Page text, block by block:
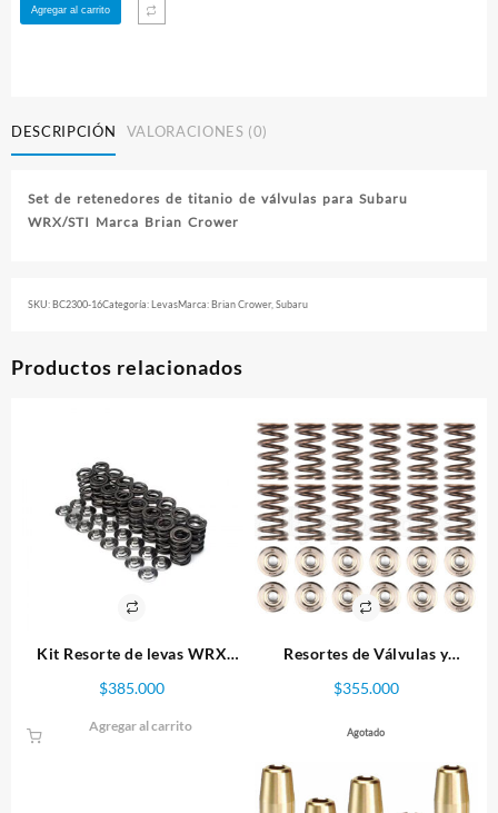
Retenedores
WRX/STI
cantidad
Agregar al carrito
DESCRIPCIÓN VALORACIONES (0)
Set de retenedores de titanio de válvulas para Subaru
WRX/STI Marca Brian Crower
SKU:BC2300-16Categoría:LevasMarca:Brian Crower, Subaru
Productos relacionados
Kit Resorte de levas WRX
BC
$385.000
Agregar al carrito
Resortes de Válvulas y
WRX/STI Brian Crower
$355.000
Agotado